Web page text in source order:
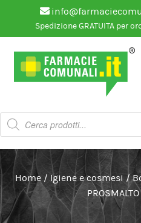
Spedizione GRATUITA per
Vai
alla
navigazione
Vai
al
contenuto
Products
search
Home / Igiene e cosmesi /